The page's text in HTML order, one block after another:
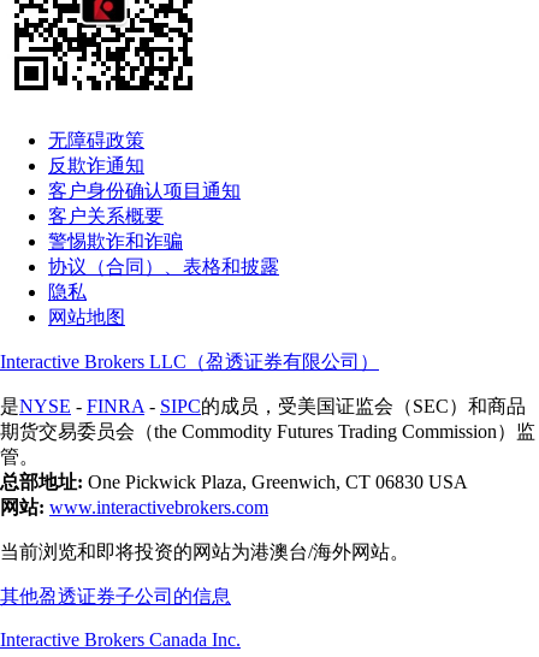
无障碍政策
反欺诈通知
客户身份确认项目通知
客户关系概要
警惕欺诈和诈骗
协议（合同）、表格和披露
隐私
网站地图
Interactive Brokers LLC（盈透证券有限公司）
是NYSE - FINRA - SIPC的成员，受美国证监会（SEC）和商品
期货交易委员会（the Commodity Futures Trading Commission）监
管。
总部地址: One Pickwick Plaza, Greenwich, CT 06830 USA
网站: www.interactivebrokers.com
当前浏览和即将投资的网站为港澳台/海外网站。
其他盈透证券子公司的信息
Interactive Brokers Canada Inc.